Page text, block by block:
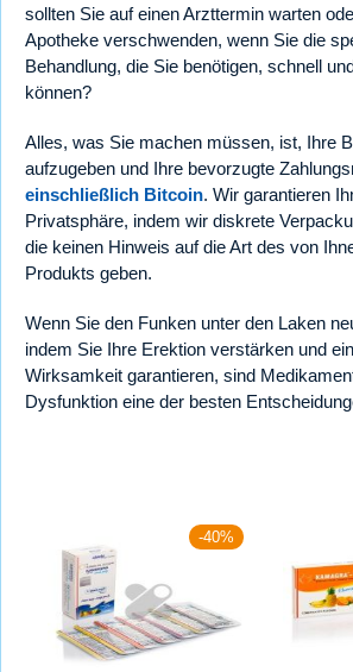
sollten Sie auf einen Arzttermin warten
Apotheke verschwenden, wenn Sie die
Behandlung, die Sie benötigen, schnell
können?
Alles, was Sie machen müssen, ist, Ihre
aufzugeben und Ihre bevorzugte
einschließlich Bitcoin. Wir garantieren
Privatsphäre, indem wir diskrete
die keinen Hinweis auf die Art des von
Produkts geben.
Wenn Sie den Funken unter den Laken
indem Sie Ihre Erektion verstärken und
Wirksamkeit garantieren, sind
Dysfunktion eine der besten
-40%